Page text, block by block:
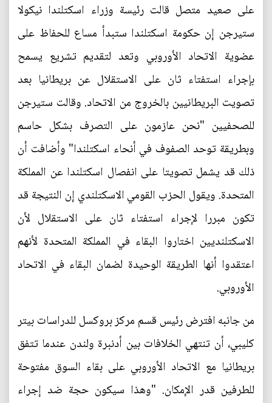
على صعيد متصل قالت رئيسة وزراء اسكتلندا نيكولا
ستيرجن إن حكومة اسكتلندا ستبدأ مساع للحفاظ على
عضوية الاتحاد الأوروبي وتعد لتقديم تشريع يسمح
بإجراء استفتاء ثان على الاستقلال عن بريطانيا بعد
تصويت البريطانيين بالخروج من الاتحاد. وقالت ستيرجن
للصحفيين "نحن عازمون على التصرف بشكل حاسم
وبطريقة توحد الصفوف في أنحاء اسكتلندا" وأضافت أن
ذلك قد يشمل تصويتا على انفصال اسكتلندا عن المملكة
المتحدة. ويقول الحزب القومي الاسكتلندي إن النتيجة قد
تكون مبررا لإجراء استفتاء ثان على الاستقلال لأن
الاسكتلنديين اختاروا البقاء في المملكة المتحدة لأنهم
اعتقدوا أنها الطريقة الوحيدة لضمان البقاء في الاتحاد
الأوروبي.
من جانبه افترض رئيس قسم مركز بروكسل للدراسات بيتر
كليبي، أن تنتهي الخلافات بين أدنبرة ولندن عندما تتفق
بريطانيا مع الاتحاد الأوروبي على بقاء السوق مفتوحة
للطرفين قدر الإمكان. "وهذا سيكون حجة ضد إجراء